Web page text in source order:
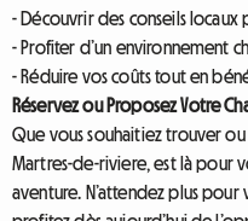
- Découvrir des conseils
- Profiter d’un environnement
- Réduire vos coûts tout en
Réservez ou Proposez Votre
Que vous souhaitiez trouver
Martres-de-riviere, est là pour
aventure. N’attendez plus